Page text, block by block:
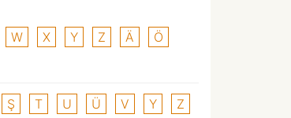
W X Y Z Ä
Ö
Ş T U Ü V Y Z